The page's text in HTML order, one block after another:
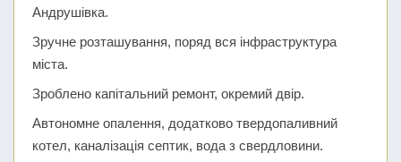
Андрушівка.
Зручне розташування, поряд вся інфраструктура
міста.
Зроблено капітальний ремонт, окремий двір.
Автономне опалення, додатково твердопаливний
котел, каналізація септик, вода з свердловини.